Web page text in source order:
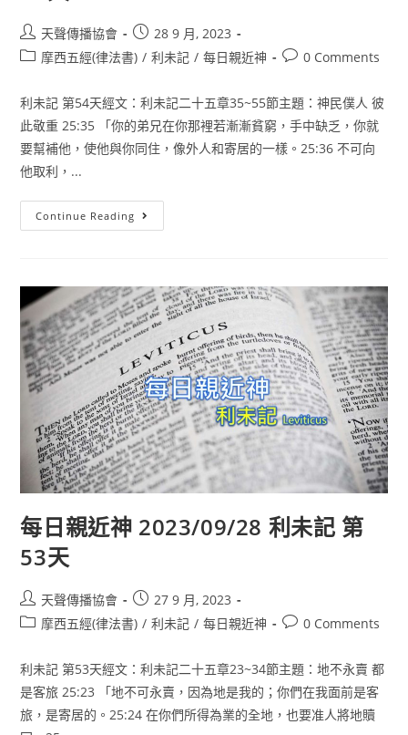
天聲傳播協會
28 9 月, 2023
摩西五經(律法書) / 利未記 / 每日親近神 0 Comments
利未記 第54天經文：利未記二十五章35~55節主題：神民僕人 彼
此敬重 25:35 「你的弟兄在你那裡若漸漸貧窮，手中缺乏，你就
要幫補他，使他與你同住，像外人和寄居的一樣。25:36 不可向
他取利，...
Continue Reading
每日親近神 2023/09/28 利未記 第
53天
天聲傳播協會
27 9 月, 2023
摩西五經(律法書) / 利未記 / 每日親近神 0 Comments
利未記 第53天經文：利未記二十五章23~34節主題：地不永賣 都
是客旅 25:23 「地不可永賣，因為地是我的；你們在我面前是客
旅，是寄居的。25:24 在你們所得為業的全地，也要准人將地贖